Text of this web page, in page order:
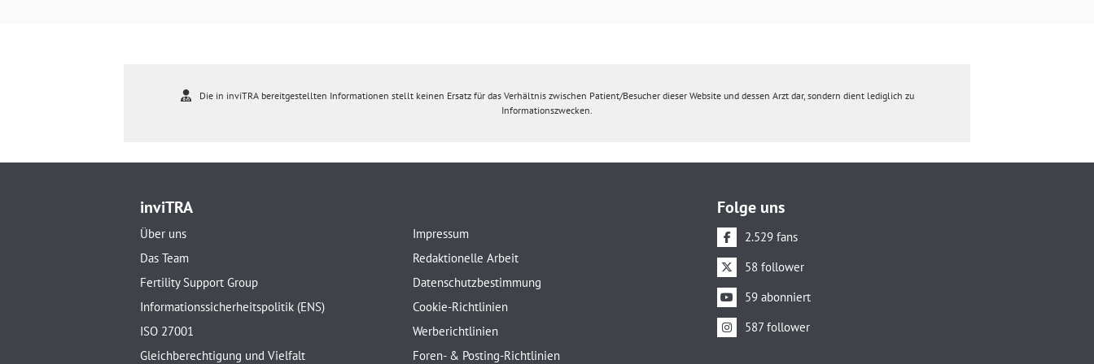
Die in inviTRA bereitgestellten Informationen stellt keinen Ersatz für das Verhältnis zwischen Patient/Besucher dieser Website und dessen Arzt dar, sondern dient lediglich zu
Informationszwecken.
inviTRA
Über uns
Das Team
Fertility Support Group
Informationssicherheitspolitik (ENS)
ISO 27001
Gleichberechtigung und Vielfalt
Impressum
Redaktionelle Arbeit
Datenschutzbestimmung
Cookie-Richtlinien
Werberichtlinien
Foren- & Posting-Richtlinien
Folge uns
2.529 fans
58 follower
59 abonniert
587 follower